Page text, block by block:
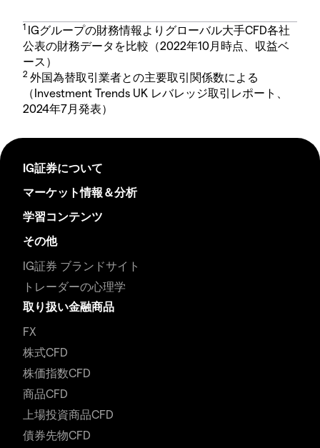
1 IGグループの財務情報よりグローバル大手CFD各社
公表の財務データを比較（2022年10月時点、収益ベ
ース）
2 外国為替取引業者との主要取引関係数による
（Investment Trends UK レバレッジ取引レポート、
2024年7月発表）
IG証券について
マーケット情報＆分析
学習コンテンツ
その他
IG証券 ブランドサイト
トレーダーの心理学
取り扱い金融商品
FX
株式CFD
株価指数CFD
商品CFD
上場投資商品CFD
債券先物CFD